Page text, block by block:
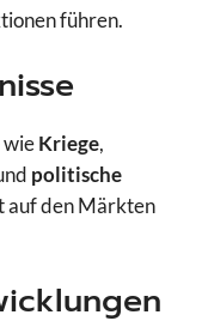
führen.
wieKriege,
politische
auf den Märkten